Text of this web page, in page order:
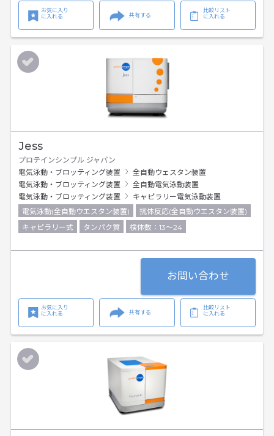
お気に入り
に入れる
共有する
比較リスト
に入れる
Jess
プロテインシンプル ジャパン
電気泳動・ブロッティング装置
全自動ウェスタン装置
電気泳動・ブロッティング装置
全自動電気泳動装置
電気泳動・ブロッティング装置
キャピラリー電気泳動装置
電気泳動(全自動ウエスタン装置)
抗体反応(全自動ウエスタン装置)
キャピラリー式
タンパク質 検体数：13～24
お問い合わせ
お気に入り
に入れる
共有する
比較リスト
に入れる